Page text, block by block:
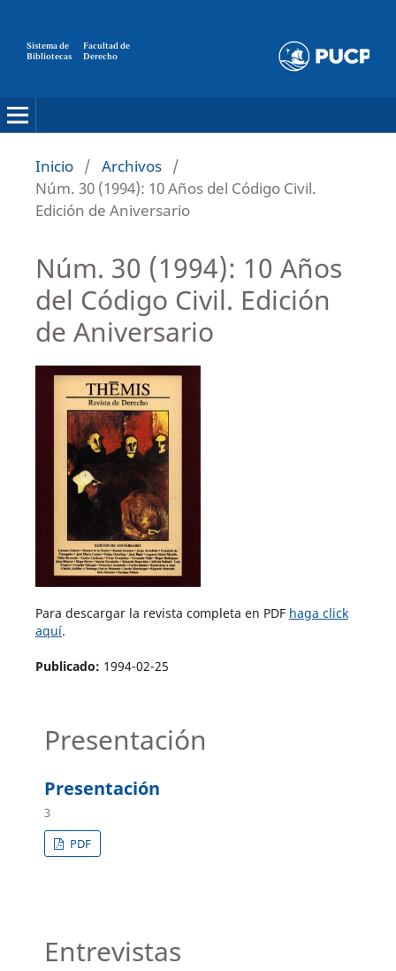
Sistema de
Bibliotecas
Facultad de
Derecho
Inicio / Archivos /
Núm. 30 (1994): 10 Años del Código Civil.
Edición de Aniversario
Núm. 30 (1994): 10 Años
del Código Civil. Edición
de Aniversario
Para descargar la revista completa en PDF haga click
aquí.
Publicado: 1994-02-25
Presentación
Presentación
3
PDF
Entrevistas